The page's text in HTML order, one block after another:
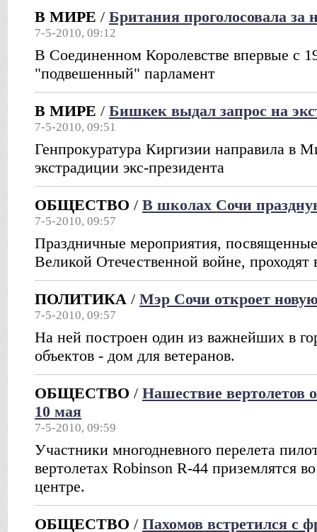
В МИРЕ / Британия проголосовала за
7-5-2010, 09:12
В Соединенном Королевстве впервые с
"подвешенный" парламент
В МИРЕ / Бишкек выдал запрос на
7-5-2010, 09:51
Генпрокуратура Киргизии направила в
экстрадиции экс-президента
ОБЩЕСТВО / В школах Сочи
7-5-2010, 09:57
Праздничные мероприятия,
Великой Отечественной войне,
ПОЛИТИКА / Мэр Сочи откроет
7-5-2010, 09:57
На ней построен один из важнейших в
объектов - дом для ветеранов.
ОБЩЕСТВО / Нашествие вертолетов
10 мая
7-5-2010, 09:59
Участники многодневного перелета
вертолетах Robinson R-44 приземлятся
центре.
ОБЩЕСТВО / Пахомов встретился с